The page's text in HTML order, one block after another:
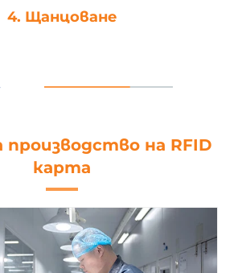
4. Щанцоване
производство на RFID
карта